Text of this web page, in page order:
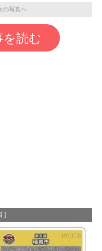
の写真へ
を読む
]